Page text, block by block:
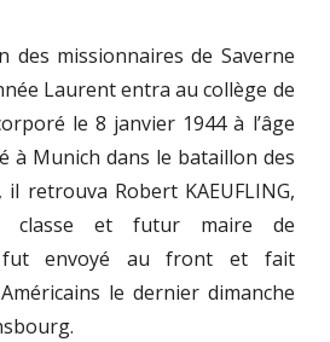
des missionnaires de Saverne
Laurent entra au collège de
le 8 janvier 1944 à l’âge
à Munich dans le bataillon des
retrouva Robert KAEUFLING,
classe et futur maire de
fut envoyé au front et fait
le dernier dimanche